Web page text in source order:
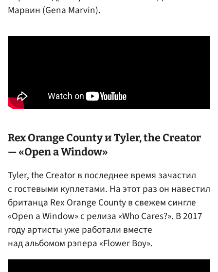
Марвин (Gena Marvin).
Rex Orange County и Tyler, the Creator
— «Open a Window»
Tyler, the Creator в последнее время зачастил
с гостевыми куплетами. На этот раз он навестил
британца Rex Orange County в свежем сингле
«Open a Window» с релиза «Who Cares?». В 2017
году артисты уже работали вместе
над альбомом рэпера «Flower Boy».